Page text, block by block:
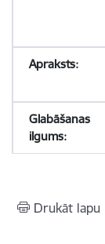
Drukāt lapu